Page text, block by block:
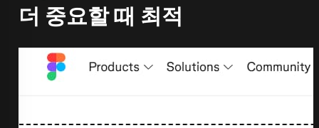
더 중요할 때 최적